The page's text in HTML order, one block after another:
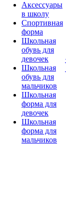
Аксессуары
в школу
Спортивная
форма
Школьная
обувь для
девочек
Школьная
обувь для
мальчиков
Школьная
форма для
девочек
Школьная
форма для
мальчиков